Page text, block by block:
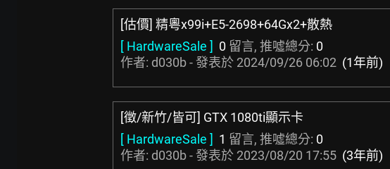
[估價] 精粵x99i+E5-2698+64Gx2+散熱
[ HardwareSale ] 0 留言, 推噓總分: 0
作者: d030b - 發表於 2024/09/26 06:02 (1年前)
[徵/新竹/皆可] GTX 1080ti顯示卡
[ HardwareSale ] 1 留言, 推噓總分: 0
作者: d030b - 發表於 2023/08/20 17:55 (3年前)